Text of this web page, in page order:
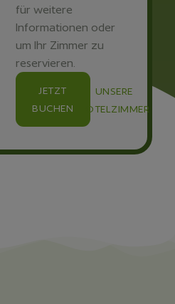
für weitere
Informationen oder
um Ihr Zimmer zu
reservieren.
JETZT
BUCHEN
UNSERE
HOTELZIMMER